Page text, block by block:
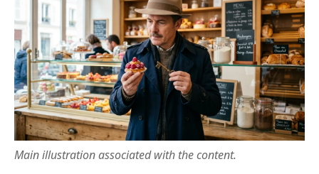
Main illustration associated with the content.